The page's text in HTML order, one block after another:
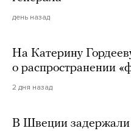
день назад
На Катерину
о распространении
2 дня назад
В Швеции задержали